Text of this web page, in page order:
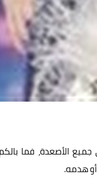
الأصعدة، فما بالكم
هدمه.